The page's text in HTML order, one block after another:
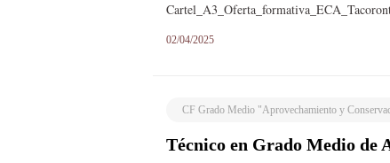
02/04/2025
CF Grado Medio "Aprovechamiento y
Técnico en Grado Medio de